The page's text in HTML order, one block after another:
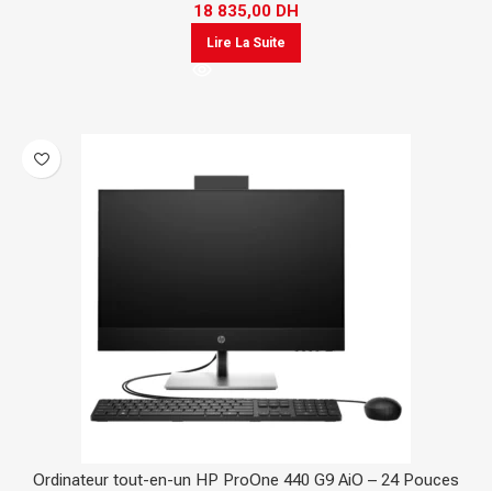
18 835,00 DH
Lire La Suite
Ordinateur tout-en-un HP ProOne 440 G9 AiO – 24 Pouces